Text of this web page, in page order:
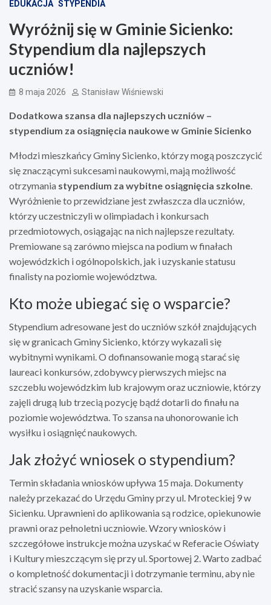
EDUKACJA STYPENDIA
Wyróżnij się w Gminie Sicienko:
Stypendium dla najlepszych
uczniów!
8 maja 2026 Stanisław Wiśniewski
Dodatkowa szansa dla najlepszych uczniów –
stypendium za osiągnięcia naukowe w Gminie Sicienko
Młodzi mieszkańcy Gminy Sicienko, którzy mogą poszczycić
się znaczącymi sukcesami naukowymi, mają możliwość
otrzymania stypendium za wybitne osiągnięcia szkolne
Wyróżnienie to przewidziane jest zwłaszcza dla uczniów,
którzy uczestniczyli w olimpiadach i konkursach
przedmiotowych, osiągając na nich najlepsze rezultaty.
Premiowane są zarówno miejsca na podium w finałach
wojewódzkich i ogólnopolskich, jak i uzyskanie statusu
finalisty na poziomie województwa.
Kto może ubiegać się o wsparcie?
Stypendium adresowane jest do uczniów szkół znajdujących
się w granicach Gminy Sicienko, którzy wykazali się
wybitnymi wynikami. O dofinansowanie mogą starać się
laureaci konkursów, zdobywcy pierwszych miejsc na
szczeblu wojewódzkim lub krajowym oraz uczniowie, którzy
zajęli drugą lub trzecią pozycję bądź dotarli do finału na
poziomie województwa. To szansa na uhonorowanie ich
wysiłku i osiągnięć naukowych.
Jak złożyć wniosek o stypendium?
Termin składania wniosków upływa 15 maja. Dokumenty
należy przekazać do Urzędu Gminy przy ul. Mroteckiej 9 w
Sicienku. Uprawnieni do aplikowania są rodzice, opiekunowie
prawni oraz pełnoletni uczniowie. Wzory wniosków i
szczegółowe instrukcje można uzyskać w Referacie Oświaty
i Kultury mieszczącym się przy ul. Sportowej 2. Warto zadbać
o kompletność dokumentacji i dotrzymanie terminu, aby nie
stracić szansy na uzyskanie wsparcia.